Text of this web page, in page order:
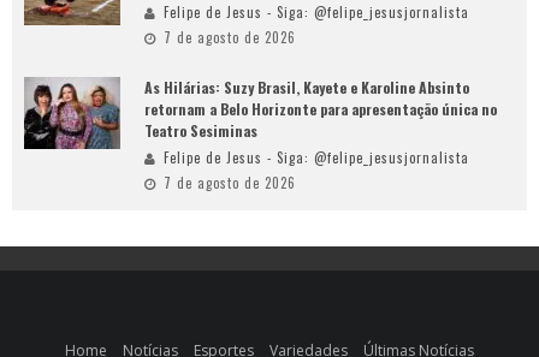
Felipe de Jesus - Siga: @felipe_jesusjornalista
7 de agosto de 2026
As Hilárias: Suzy Brasil, Kayete e Karoline Absinto
retornam a Belo Horizonte para apresentação única no
Teatro Sesiminas
Felipe de Jesus - Siga: @felipe_jesusjornalista
7 de agosto de 2026
Home Notícias Esportes Variedades Últimas Notícias